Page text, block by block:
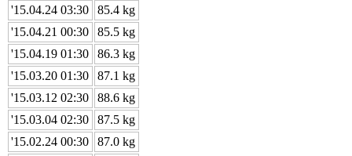
'15.04.24 03:30
85.4 kg
'15.04.21 00:30
85.5 kg
'15.04.19 01:30
86.3 kg
'15.03.20 01:30
87.1 kg
'15.03.12 02:30
88.6 kg
'15.03.04 02:30
87.5 kg
'15.02.24 00:30
87.0 kg